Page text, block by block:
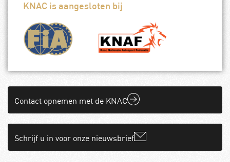
KNAC is aangesloten bij
Contact opnemen met de KNAC
Schrijf u in voor onze nieuwsbrief